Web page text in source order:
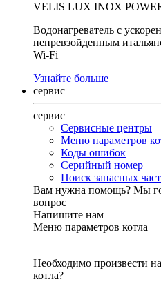
VELIS LUX INOX
Водонагреватель с
непревзойденным
Wi-Fi
Узнайте больше
сервис
сервис
Сервисные центры
Меню параметров
Коды ошибок
Серийный номер
Поиск запасных
Вам нужна помощь? Мы
вопрос
Напишите нам
Меню параметров котла
Необходимо произвести
котла?